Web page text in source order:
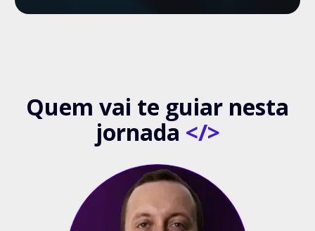
Quem vai te guiar nesta
jornada </>